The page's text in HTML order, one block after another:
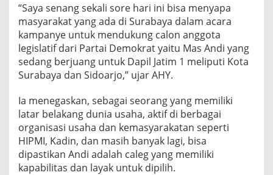
“Saya senang sekali sore hari ini bisa menyapa
masyarakat yang ada di Surabaya dalam acara
kampanye untuk mendukung calon anggota
legislatif dari Partai Demokrat yaitu Mas Andi yang
sedang berjuang untuk Dapil Jatim 1 meliputi Kota
Surabaya dan Sidoarjo,” ujar AHY.
Ia menegaskan, sebagai seorang yang memiliki
latar belakang dunia usaha, aktif di berbagai
organisasi usaha dan kemasyarakatan seperti
HIPMI, Kadin, dan masih banyak lagi, bisa
dipastikan Andi adalah caleg yang memiliki
kapabilitas dan layak untuk dipilih.